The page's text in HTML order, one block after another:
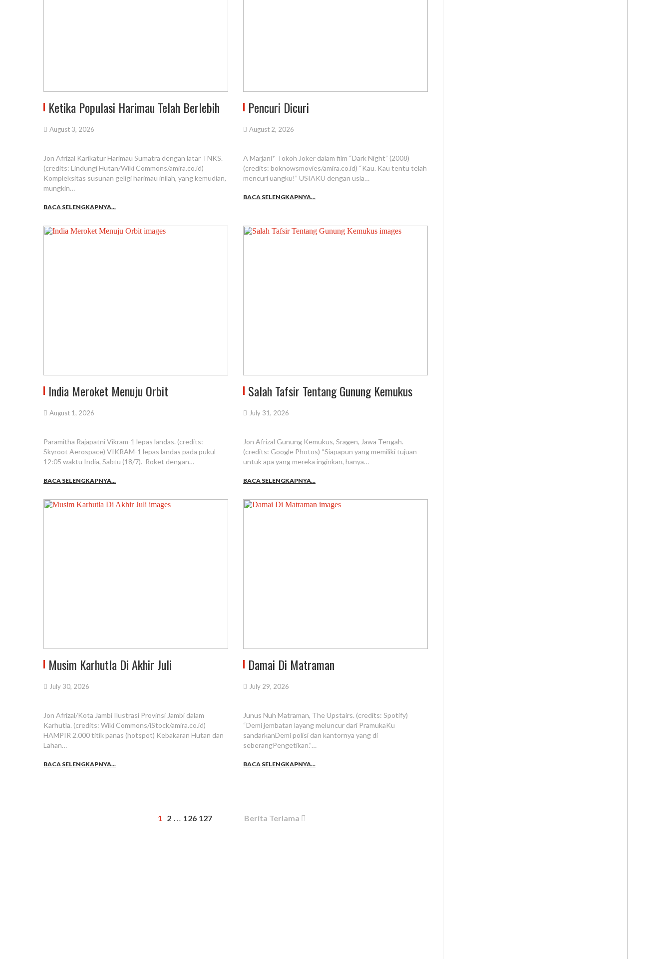
Ketika Populasi Harimau Telah Berlebih
August 3, 2026
Jon Afrizal Karikatur Harimau Sumatra dengan latar TNKS.
(credits: Lindungi Hutan/Wiki Commons/amira.co.id)
Kompleksitas susunan geligi harimau inilah, yang kemudian,
mungkin…
BACA SELENGKAPNYA...
Pencuri Dicuri
August 2, 2026
A Marjani* Tokoh Joker dalam film “Dark Night” (2008)
(credits: boknowsmovies/amira.co.id) “Kau. Kau tentu telah
mencuri uangku!” USIAKU dengan usia…
BACA SELENGKAPNYA...
India Meroket Menuju Orbit
August 1, 2026
Paramitha Rajapatni Vikram-1 lepas landas. (credits:
Skyroot Aerospace) VIKRAM-1 lepas landas pada pukul
12:05 waktu India, Sabtu (18/7). Roket dengan…
BACA SELENGKAPNYA...
Salah Tafsir Tentang Gunung Kemukus
July 31, 2026
Jon Afrizal Gunung Kemukus, Sragen, Jawa Tengah.
(credits: Google Photos) “Siapapun yang memiliki tujuan
untuk apa yang mereka inginkan, hanya…
BACA SELENGKAPNYA...
Musim Karhutla Di Akhir Juli
July 30, 2026
Jon Afrizal/Kota Jambi Ilustrasi Provinsi Jambi dalam
Karhutla. (credits: Wiki Commons/iStock/amira.co.id)
HAMPIR 2.000 titik panas (hotspot) Kebakaran Hutan dan
Lahan…
BACA SELENGKAPNYA...
Damai Di Matraman
July 29, 2026
Junus Nuh Matraman, The Upstairs. (credits: Spotify)
“Demi jembatan layang meluncur dari PramukaKu
sandarkanDemi polisi dan kantornya yang di
seberangPengetikan.”…
BACA SELENGKAPNYA...
1 2 … 126 127 Berita Terlama